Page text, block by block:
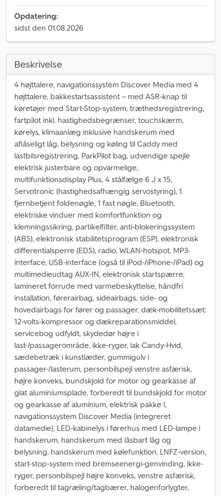
Opdatering:
sidst den 01.08.2026
Beskrivelse
4 højttalere, navigationssystem Discover Media med 4
højttalere, bakkestartsassistent – med ASR-knap til
køretøjer med Start-Stop-system, træthedsregistrering,
fartpilot inkl. hastighedsbegrænser, touchskærm,
kørelys, klimaanlæg inklusive handskerum med
aflåseligt låg, belysning og køling til Caddy med
lastbilsregistrering, ParkPilot bag, udvendige spejle
elektrisk justerbare og opvarmelige,
multifunktionsdisplay Plus, 4 stålfælge 6 J x 15,
Servotronic (hastighedsafhængig servostyring), 1
fjernbetjent foldenøgle, 1 fast nøgle, Bluetooth,
elektriske vinduer med komfortfunktion og
klemningssikring, partikelfilter, anti-blokeringssystem
(ABS), elektronisk stabilitetsprogram (ESP), elektronisk
differentialsperre (EDS), radio, WLAN-hotspot, MP3-
interface, USB-interface (også til iPod-/iPhone-/iPad) og
multimedieudtag AUX-IN, elektronisk startspærre,
lamineret forrude med varmebeskyttelse, håndfri
installation, førerairbag, sideairbags, side- og
hovedairbags for fører og passager, dæk-mobilitetssæt:
12-volts-kompressor og dækreparationsmiddel,
servicebog udfyldt, skydedør højre i
last-/passagerområde, ikke-ryger, lak Candy-Hvid,
sædebetræk i kunstlæder, gummigulv i
passager-/lasterum, personbilspejl venstre asfærisk,
højre konveks, bundskjold for motor og gearkasse af
glat aluminiumsplade, forberedt til bundskjold for motor
og gearkasse af aluminium, elektrisk pakke I,
navigationssystem Discover Media (integreret
datamedie), LED-kabinelys i førerhus med LED-lampe i
handskerum, handskerum med låsbart låg og
belysning, handskerum med kølefunktion, LNFZ-version,
start-stop-system med bremseenergi-genvinding, ikke-
ryger, personbilspejl højre konveks, venstre asfærisk,
forberedt til tagræling/tagbærer, halogenforlygter,